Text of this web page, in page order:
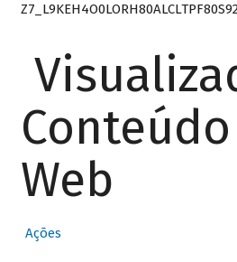
Web
Ações